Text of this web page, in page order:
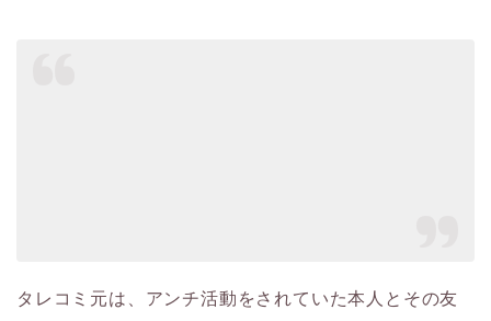
タレコミ元は、アンチ活動をされていた本人とその友